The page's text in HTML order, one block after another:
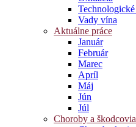
Vady vína
Aktuálne práce
Január
Február
Marec
Apríl
Máj
Jún
Júl
Choroby a škodcovia